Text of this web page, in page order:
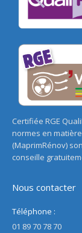
Certifiée RGE
normes en
(MaprimRénov)
conseille
Nous contacter
Téléphone :
01 89 70 78 70